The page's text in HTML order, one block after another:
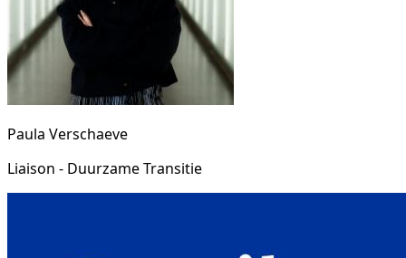
Paula Verschaeve
Liaison - Duurzame Transitie